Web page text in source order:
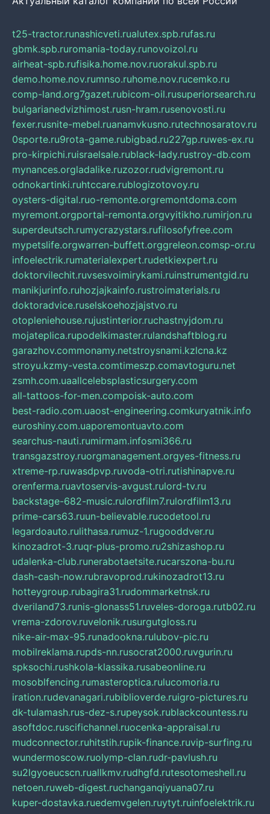
t25-tractor.runashicveti.rualutex.spb.rufas.ru
gbmk.spb.ruromania-today.runovoizol.ru
airheat-spb.rufisika.home.nov.ruorakul.spb.ru
demo.home.nov.rumnso.ruhome.nov.rucemko.ru
comp-land.org7gazet.rubicom-oil.rusuperiorsearch.ru
bulgarianedvizhimost.rusn-hram.rusenovosti.ru
fexer.rusnite-mebel.ruanamvkusno.rutechnosaratov.ru
0sporte.ru9rota-game.rubigbad.ru227gp.ruwes-ex.ru
pro-kirpichi.ruisraelsale.rublack-lady.rustroy-db.com
mynances.orgladalike.ruzozor.rudvigremont.ru
odnokartinki.ruhtccare.rublogizotovoy.ru
oysters-digital.ruo-remonte.orgremontdoma.com
myremont.orgportal-remonta.orgvyitikho.rumirjon.ru
superdeutsch.rumycrazystars.rufilosofyfree.com
mypetslife.orgwarren-buffett.orggreleon.comsp-or.ru
infoelectrik.rumaterialexpert.rudetkiexpert.ru
doktorvilechit.ruvsesvoimirykami.ruinstrumentgid.ru
manikjurinfo.ruhozjajkainfo.rustroimaterials.ru
doktoradvice.ruselskoehozjajstvo.ru
otopleniehouse.rujustinterior.ruchastnyjdom.ru
mojateplica.rupodelkimaster.rulandshaftblog.ru
garazhov.commonamy.netstroysnami.kzlcna.kz
stroyu.kzmy-vesta.comtimeszp.comavtoguru.net
zsmh.com.uaallcelebsplasticsurgery.com
all-tattoos-for-men.compoisk-auto.com
best-radio.com.uaost-engineering.comkuryatnik.info
euroshiny.com.uaporemontuavto.com
searchus-nauti.rumirmam.infosmi366.ru
transgazstroy.ruorgmanagement.orgyes-fitness.ru
xtreme-rp.ruwasdpvp.ruvoda-otri.rutishinapve.ru
orenferma.ruavtoservis-avgust.rulord-tv.ru
backstage-682-music.rulordfilm7.rulordfilm13.ru
prime-cars63.ruun-believable.rucodetool.ru
legardoauto.rulithasa.rumuz-1.rugooddver.ru
kinozadrot-3.ruqr-plus-promo.ru2shizashop.ru
udalenka-club.runerabotaetsite.rucarszona-bu.ru
dash-cash-now.rubravoprod.rukinozadrot13.ru
hotteygroup.rubagira31.rudommarketnsk.ru
dveriland73.runis-glonass51.ruveles-doroga.rutb02.ru
vrema-zdorov.ruvelonik.rusurgutgloss.ru
nike-air-max-95.runadookna.rulubov-pic.ru
mobilreklama.rupds-nn.rusocrat2000.ruvgurin.ru
spksochi.rushkola-klassika.rusabeonline.ru
mosoblfencing.rumasteroptica.rulucomoria.ru
iration.rudevanagari.rubiblioverde.ruigro-pictures.ru
dk-tulamash.rus-dez-s.rupeysok.rublackcountess.ru
asoftdoc.ruscifichannel.ruocenka-appraisal.ru
mudconnector.ruhitstih.rupik-finance.ruvip-surfing.ru
wundermoscow.ruolymp-clan.rudr-pavlush.ru
su2lgyoeucscn.ruallkmv.rudhgfd.rutesotomeshell.ru
netoen.ruweb-digest.ruchanganqiyuana07.ru
kuper-dostavka.ruedemvgelen.ruytyt.ruinfoelektrik.ru